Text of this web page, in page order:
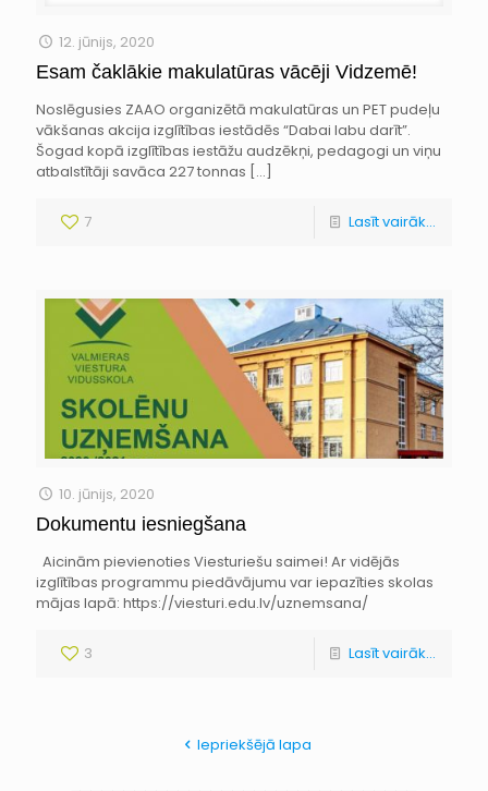
12. jūnijs, 2020
Esam čaklākie makulatūras vācēji Vidzemē!
Noslēgusies ZAAO organizētā makulatūras un PET pudeļu
vākšanas akcija izglītības iestādēs “Dabai labu darīt”.
Šogad kopā izglītības iestāžu audzēkņi, pedagogi un viņu
atbalstītāji savāca 227 tonnas […]
7 Lasīt vairāk...
10. jūnijs, 2020
Dokumentu iesniegšana
Aicinām pievienoties Viesturiešu saimei! Ar vidējās
izglītības programmu piedāvājumu var iepazīties skolas
mājas lapā: https://viesturi.edu.lv/uznemsana/
3 Lasīt vairāk...
Iepriekšējā lapa